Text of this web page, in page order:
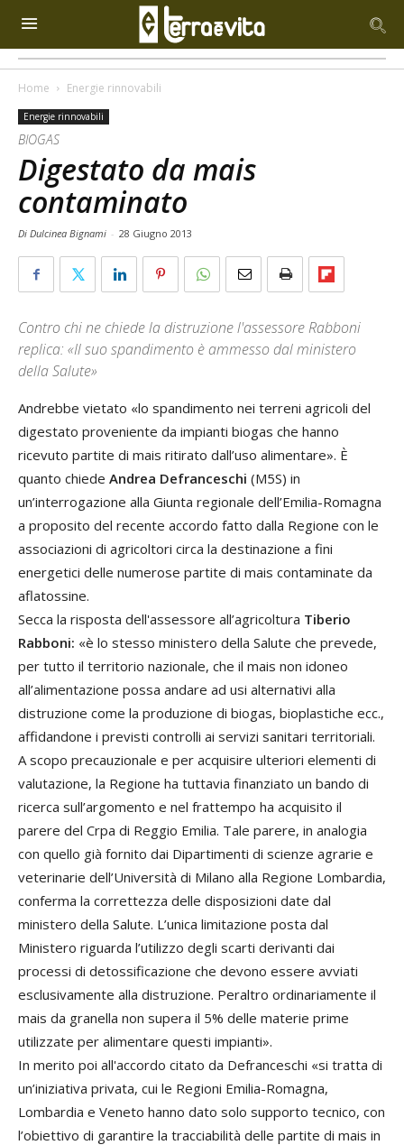
Home Energie rinnovabili
Energie rinnovabili
BIOGAS
Digestato da mais
contaminato
Di Dulcinea Bignami - 28 Giugno 2013
Contro chi ne chiede la distruzione l'assessore Rabboni
replica: «Il suo spandimento è ammesso dal ministero
della Salute»
Andrebbe vietato «lo spandimento nei terreni agricoli del
digestato proveniente da impianti biogas che hanno
ricevuto partite di mais ritirato dall’uso alimentare». È
quanto chiede Andrea Defranceschi (M5S) in
un’interrogazione alla Giunta regionale dell’Emilia-Romagna
a proposito del recente accordo fatto dalla Regione con le
associazioni di agricoltori circa la destinazione a fini
energetici delle numerose partite di mais contaminate da
aflatossine.
Secca la risposta dell'assessore all’agricoltura Tiberio
Rabboni: «è lo stesso ministero della Salute che prevede,
per tutto il territorio nazionale, che il mais non idoneo
all’alimentazione possa andare ad usi alternativi alla
distruzione come la produzione di biogas, bioplastiche ecc.,
affidandone i previsti controlli ai servizi sanitari territoriali.
A scopo precauzionale e per acquisire ulteriori elementi di
valutazione, la Regione ha tuttavia finanziato un bando di
ricerca sull’argomento e nel frattempo ha acquisito il
parere del Crpa di Reggio Emilia. Tale parere, in analogia
con quello già fornito dai Dipartimenti di scienze agrarie e
veterinarie dell’Università di Milano alla Regione Lombardia,
conferma la correttezza delle disposizioni date dal
ministero della Salute. L’unica limitazione posta dal
Ministero riguarda l’utilizzo degli scarti derivanti dai
processi di detossificazione che devono essere avviati
esclusivamente alla distruzione. Peraltro ordinariamente il
mais da granella non supera il 5% delle materie prime
utilizzate per alimentare questi impianti».
In merito poi all'accordo citato da Defranceschi «si tratta di
un’iniziativa privata, cui le Regioni Emilia-Romagna,
Lombardia e Veneto hanno dato solo supporto tecnico, con
l’obiettivo di garantire la tracciabilità delle partite di mais in